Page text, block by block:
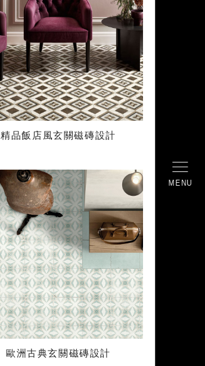
MENU
精品飯店風玄關磁磚設計
歐洲古典玄關磁磚設計